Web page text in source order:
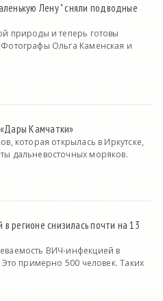
Лену " сняли подводные
природы и теперь готовы
Ольга Каменская и
Камчатки»
которая открылась в Иркутске,
дальневосточных моряков.
регионе снизилась почти на 13
ВИЧ-инфекцией в
Это примерно 500 человек. Таких